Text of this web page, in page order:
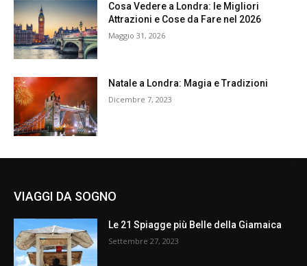
Cosa Vedere a Londra: le Migliori
Attrazioni e Cose da Fare nel 2026
Maggio 31, 2026
Natale a Londra: Magia e Tradizioni
Dicembre 7, 2023
VIAGGI DA SOGNO
Le 21 Spiagge più Belle della Giamaica
Settembre 27, 2023